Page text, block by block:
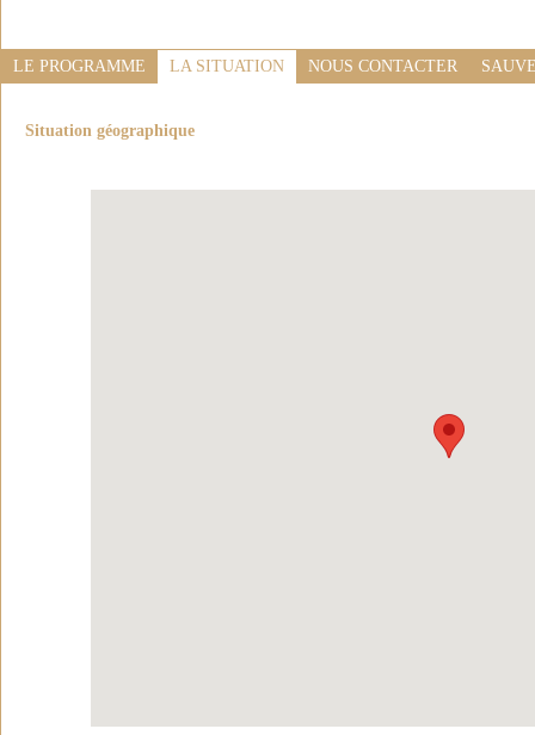
LE PROGRAMME LA SITUATION NOUS CONTACTER
Situation géographique